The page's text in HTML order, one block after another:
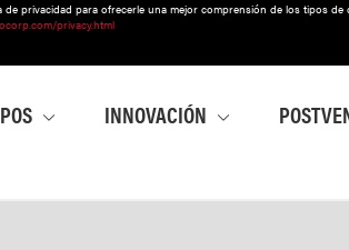
privacidad para ofrecerle una mejor comprensión de los tipos
privacy.html
INNOVACIÓN